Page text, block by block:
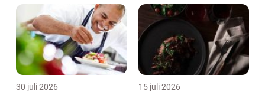
30 juli 2026 15 juli 2026